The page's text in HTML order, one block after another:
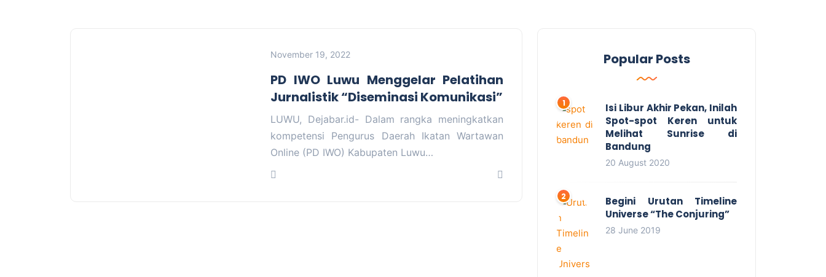
November 19, 2022
PD IWO Luwu Menggelar Pelatihan
Jurnalistik “Diseminasi Komunikasi”
LUWU, Dejabar.id- Dalam rangka meningkatkan
kompetensi Pengurus Daerah Ikatan Wartawan
Online (PD IWO) Kabupaten Luwu…
Popular Posts
Isi Libur Akhir Pekan, Inilah
Spot-spot Keren untuk
Melihat Sunrise di
Bandung
20 August 2020
Begini Urutan Timeline
Universe “The Conjuring”
28 June 2019